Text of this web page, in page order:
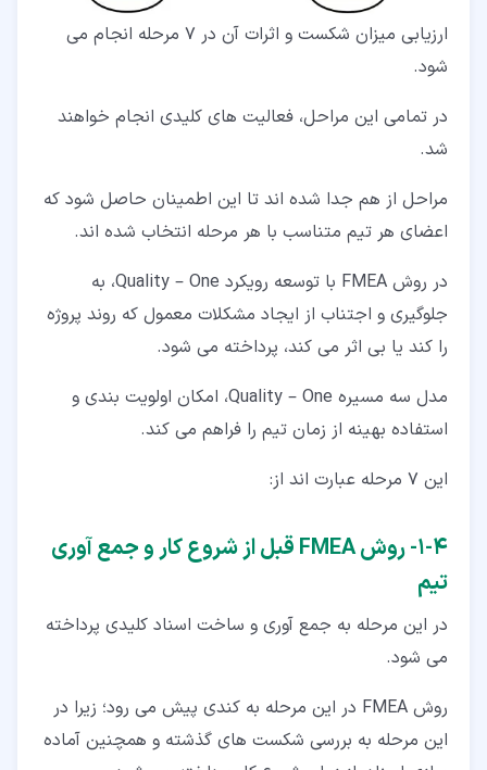
ارزیابی میزان شکست و اثرات آن در 7 مرحله انجام می
شود.
در تمامی این مراحل، فعالیت های کلیدی انجام خواهند
شد.
مراحل از هم جدا شده اند تا این اطمینان حاصل شود که
اعضای هر تیم متناسب با هر مرحله انتخاب شده اند.
در روش FMEA با توسعه رویکرد Quality – One، به
جلوگیری و اجتناب از ایجاد مشکلات معمول که روند پروژه
را کند یا بی اثر می کند، پرداخته می شود.
مدل سه مسیره Quality – One، امکان اولویت بندی و
استفاده بهینه از زمان تیم را فراهم می کند.
این 7 مرحله عبارت اند از:
۴‏-‏۱‏- روش FMEA قبل از شروع کار و جمع آوری
تیم
در این مرحله به جمع آوری و ساخت اسناد کلیدی پرداخته
می شود.
روش FMEA در این مرحله به کندی پیش می رود؛ زیرا در
این مرحله به بررسی شکست های گذشته و همچنین آماده